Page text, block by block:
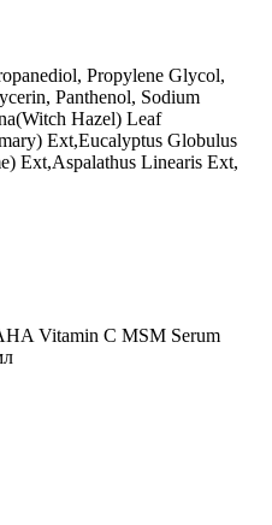
Propylene Glycol,
Panthenol, Sodium
Hazel) Leaf
Ext,Eucalyptus Globulus
Ext,Aspalathus Linearis Ext,
Vitamin C MSM Serum